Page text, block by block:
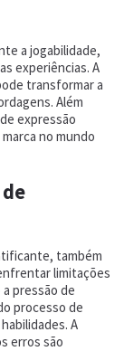
a jogabilidade,
experiências. A
transformar a
Além
expressão
no mundo
também
limitações
pressão de
processo de
A
erros são